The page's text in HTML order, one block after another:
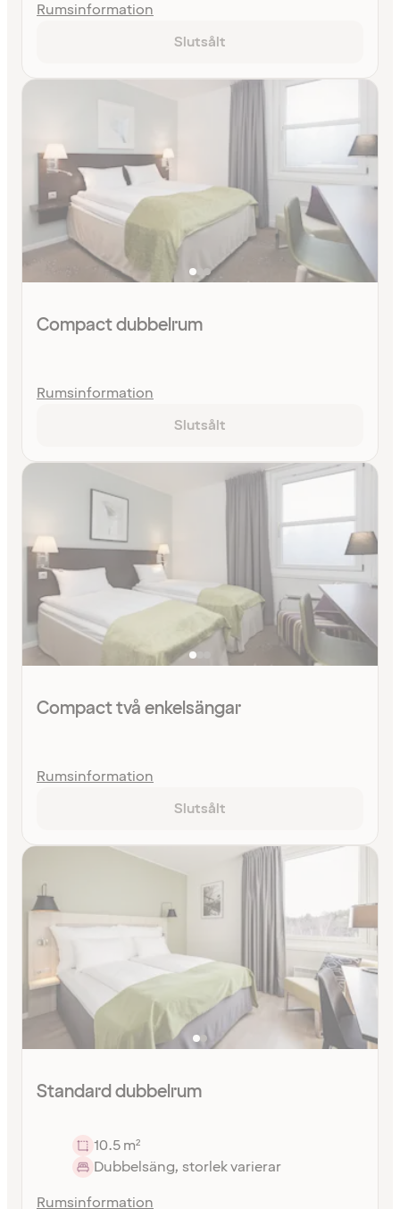
Rumsinformation
Slutsålt
Compact dubbelrum
Rumsinformation
Slutsålt
Compact två enkelsängar
Rumsinformation
Slutsålt
Standard dubbelrum
10.5 m²
Dubbelsäng, storlek varierar
Rumsinformation